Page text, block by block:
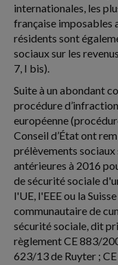
internationales, les
française imposables
résidents sont
sociaux sur les
7, I bis).
Suite à un abondant
procédure
européenne
Conseil d’État ont
prélèvements
antérieures à 2016
de sécurité sociale
l'UE, l'EEE ou la
communautaire de
sécurité sociale, dit
règlement CE 883/
623/13 de Ruyter ;